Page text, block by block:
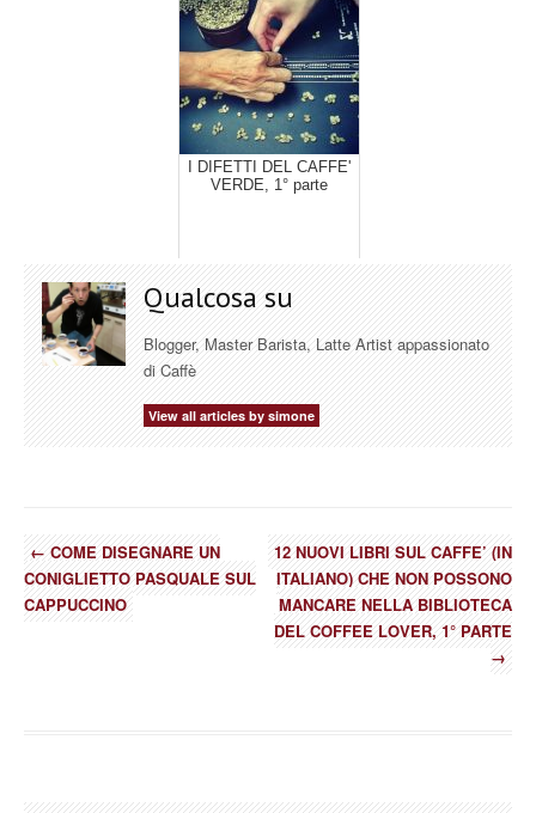
I DIFETTI DEL CAFFE'
VERDE, 1° parte
Qualcosa su
Blogger, Master Barista, Latte Artist appassionato
di Caffè
View all articles by simone
←COME DISEGNARE UN
CONIGLIETTO PASQUALE SUL
CAPPUCCINO
12 NUOVI LIBRI SUL CAFFE’ (IN
ITALIANO) CHE NON POSSONO
MANCARE NELLA BIBLIOTECA
DEL COFFEE LOVER, 1° PARTE
→